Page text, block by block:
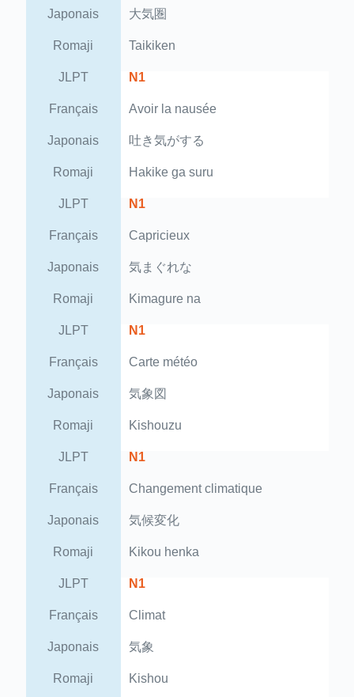
Japonais 大気圏
Romaji Taikiken
JLPT N1
Français Avoir la nausée
Japonais 吐き気がする
Romaji Hakike ga suru
JLPT N1
Français Capricieux
Japonais 気まぐれな
Romaji Kimagure na
JLPT N1
Français Carte météo
Japonais 気象図
Romaji Kishouzu
JLPT N1
Français Changement climatique
Japonais 気候変化
Romaji Kikou henka
JLPT N1
Français Climat
Japonais 気象
Romaji Kishou